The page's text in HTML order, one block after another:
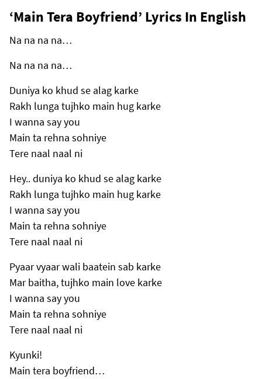
‘Main Tera Boyfriend’ Lyrics In English
Na na na na…
Na na na na…
Duniya ko khud se alag karke
Rakh lunga tujhko main hug karke
I wanna say you
Main ta rehna sohniye
Tere naal naal ni
Hey.. duniya ko khud se alag karke
Rakh lunga tujhko main hug karke
I wanna say you
Main ta rehna sohniye
Tere naal naal ni
Pyaar vyaar wali baatein sab karke
Mar baitha, tujhko main love karke
I wanna say you
Main ta rehna sohniye
Tere naal naal ni
Kyunki!
Main tera boyfriend…